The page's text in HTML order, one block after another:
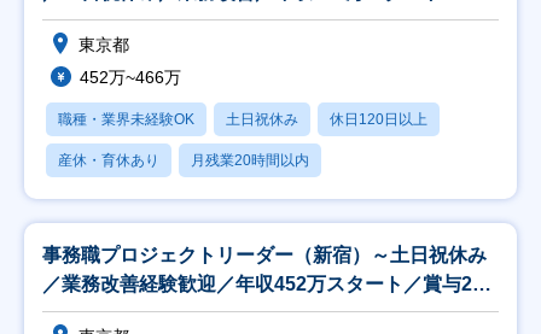
東京都
452万~466万
職種・業界未経験OK 土日祝休み 休日120日以上
産休・育休あり 月残業20時間以内
事務職プロジェクトリーダー（新宿）～土日祝休み
／業務改善経験歓迎／年収452万スタート／賞与2回
～